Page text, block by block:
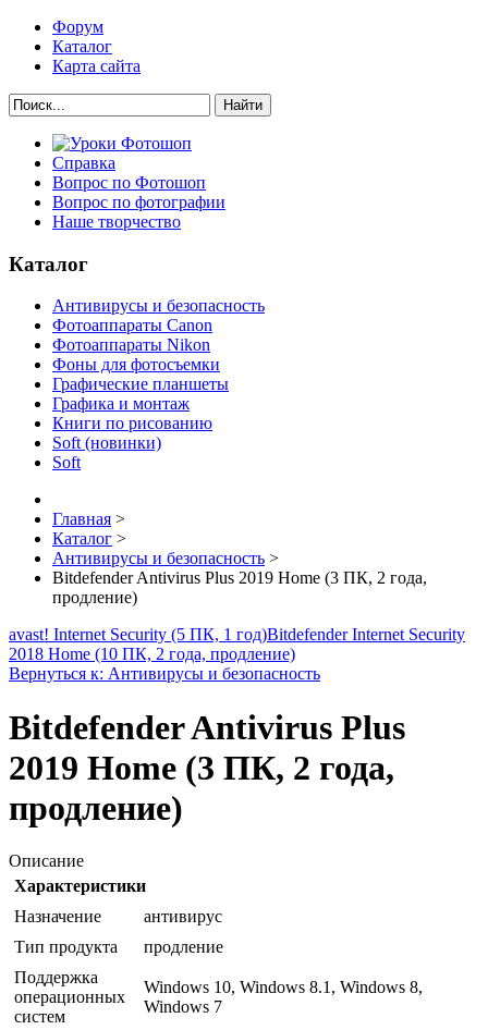
Форум
Каталог
Карта сайта
Найти
Справка
Вопрос по Фотошоп
Вопрос по фотографии
Наше творчество
Каталог
Антивирусы и безопасность
Фотоаппараты Canon
Фотоаппараты Nikon
Фоны для фотосъемки
Графические планшеты
Графика и монтаж
Книги по рисованию
Soft (новинки)
Soft
Главная >
Каталог >
Антивирусы и безопасность >
Bitdefender Antivirus Plus 2019 Home (3 ПК, 2 года,
продление)
avast! Internet Security (5 ПК, 1 год)Bitdefender Internet Security
2018 Home (10 ПК, 2 года, продление)
Вернуться к: Антивирусы и безопасность
Bitdefender Antivirus Plus
2019 Home (3 ПК, 2 года,
продление)
Описание
Характеристики
Назначение
антивирус
Тип продукта
продление
Поддержка
операционных
систем
Windows 10, Windows 8.1, Windows 8,
Windows 7